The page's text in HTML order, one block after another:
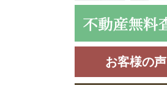
お客様の声